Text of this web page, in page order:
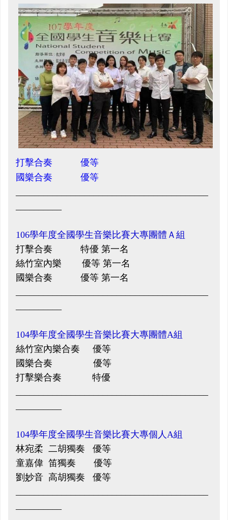
打擊合奏 優等
國樂合奏 優等
106學年度全國學生音樂比賽大專團體Ａ組
打擊合奏 特優 第一名
絲竹室內樂 優等 第一名
國樂合奏 優等 第一名
104學年度全國學生音樂比賽大專團體A組
絲竹室內樂合奏 優等
國樂合奏 優等
打擊樂合奏 特優
104學年度全國學生音樂比賽大專個人A組
林宛柔 二胡獨奏 優等
童嘉偉 笛獨奏 優等
劉妙音 高胡獨奏 優等